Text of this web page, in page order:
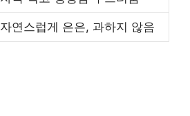
자연스럽게 은은, 과하지 않음